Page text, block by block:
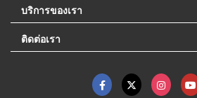
บริการของเรา
ติดต่อเรา